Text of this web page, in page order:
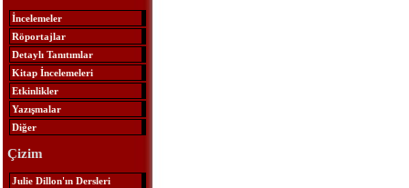
İncelemeler
Röportajlar
Detaylı Tanıtımlar
Kitap İncelemeleri
Etkinlikler
Yazışmalar
Diğer
Çizim
Julie Dillon'ın Dersleri